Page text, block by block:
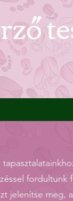
fordultunk
jelenítse meg,